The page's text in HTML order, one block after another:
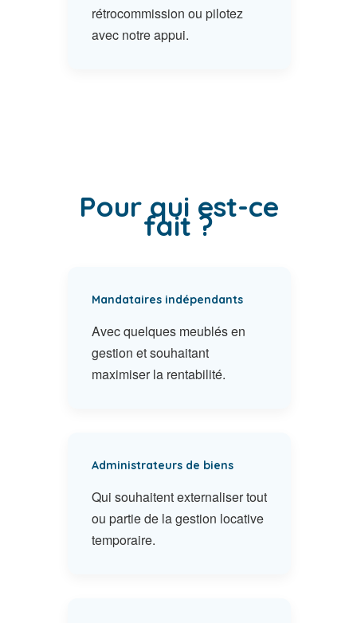
rétrocommission ou pilotez
avec notre appui.
Pour qui est-ce
fait ?
Mandataires indépendants
Avec quelques meublés en
gestion et souhaitant
maximiser la rentabilité.
Administrateurs de biens
Qui souhaitent externaliser tout
ou partie de la gestion locative
temporaire.